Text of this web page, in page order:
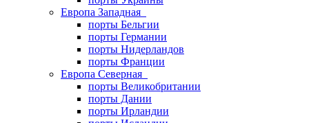
Европа Западная
порты Бельгии
порты Германии
порты Нидерландов
порты Франции
Европа Северная
порты Великобритании
порты Дании
порты Ирландии